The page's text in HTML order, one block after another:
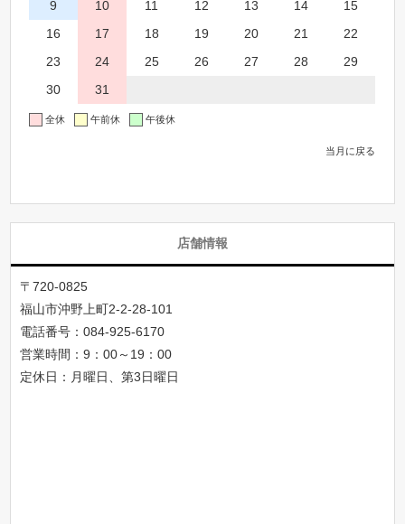
9 10 11 12 13 14
15
16
17 18 19 20 21
22
23
24 25 26 27 28
29
30
31
全休 午前休 午後休
当月に戻る
店舗情報
〒720-0825
福山市沖野上町2-2-28-101
電話番号：084-925-6170
営業時間：9：00～19：00
定休日：月曜日、第3日曜日